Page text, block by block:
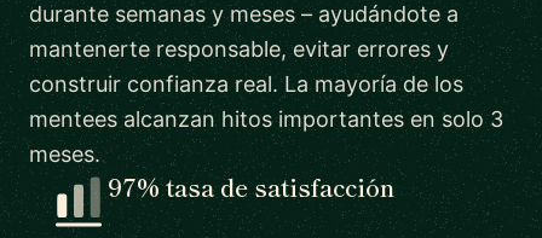
durante semanas y meses – ayudándote a
mantenerte responsable, evitar errores y
construir confianza real. La mayoría de los
mentees alcanzan hitos importantes en solo 3
meses.
97% tasa de satisfacción